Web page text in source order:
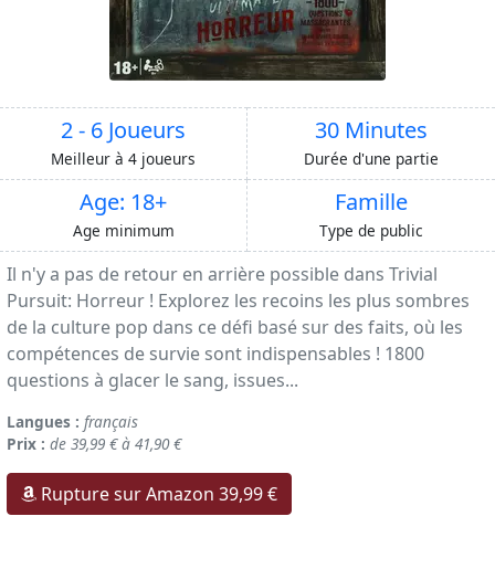
2 - 6 Joueurs
Meilleur à 4 joueurs
30 Minutes
Durée d'une partie
Age: 18+
Age minimum
Famille
Type de public
Il n'y a pas de retour en arrière possible dans Trivial
Pursuit: Horreur ! Explorez les recoins les plus sombres
de la culture pop dans ce défi basé sur des faits, où les
compétences de survie sont indispensables ! 1800
questions à glacer le sang, issues...
Langues : français
Prix : de 39,99 € à 41,90 €
Rupture sur Amazon 39,99 €